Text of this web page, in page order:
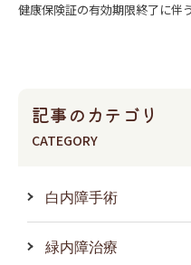
健康保険証の有効期限終了に伴
記事のカテゴリ
CATEGORY
白内障手術
緑内障治療